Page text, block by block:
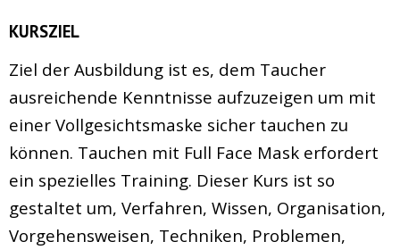
KURSZIEL
Ziel der Ausbildung ist es, dem Taucher
ausreichende Kenntnisse aufzuzeigen um mit
einer Vollgesichtsmaske sicher tauchen zu
können. Tauchen mit Full Face Mask erfordert
ein spezielles Training. Dieser Kurs ist so
gestaltet um, Verfahren, Wissen, Organisation,
Vorgehensweisen, Techniken, Problemen,